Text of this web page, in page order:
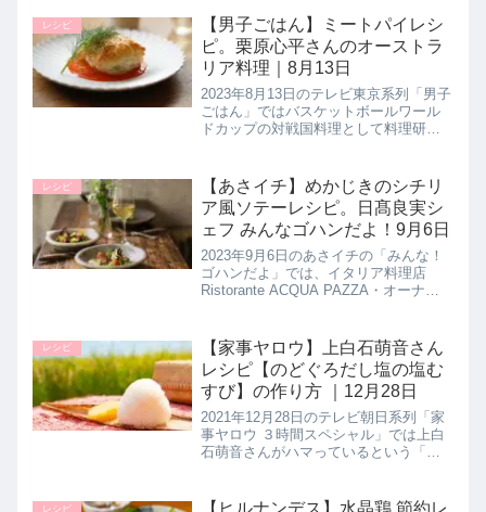
合わせてボリューム満点のおかずに！
ごま油と唐辛子といっ...
レシピ
【男子ごはん】ミートパイレシ
ピ。栗原心平さんのオーストラ
リア料理｜8月13日
2023年8月13日のテレビ東京系列「男子
ごはん」ではバスケットボールワール
ドカップの対戦国料理として料理研究
れたので詳しく紹介します。>>男子ご
はん記事一覧はこちらヴィク...
レシピ
【あさイチ】めかじきのシチリ
ア風ソテーレシピ。日髙良実シ
ェフ みんなゴハンだよ！9月6日
2023年9月6日のあさイチの「みんな！
ゴハンだよ」では、イタリア料理店
Ristorante ACQUA PAZZA・オーナー
てくれたので詳しく紹介します。イタ
リアのシチ...
レシピ
【家事ヤロウ】上白石萌音さん
レシピ【のどぐろだし塩の塩む
すび】の作り方 ｜12月28日
2021年12月28日のテレビ朝日系列「家
事ヤロウ ３時間スペシャル」では上白
石萌音さんがハマっているという「の
く紹介します。>>家事ヤロウ記事一覧
レシピ